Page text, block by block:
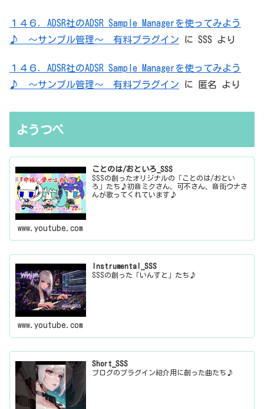
１４６．ADSR社のADSR Sample Managerを使ってみよう
♪ ～サンプル管理～ 有料プラグイン に SSS より
１４６．ADSR社のADSR Sample Managerを使ってみよう
♪ ～サンプル管理～ 有料プラグイン に 匿名 より
ようつべ
ことのは/おといろ_SSS
SSSの創ったオリジナルの「ことのは/おとい
ろ」たち♪初音ミクさん、可不さん、音街ウナさ
んが歌ってくれています♪
www.youtube.com
Instrumental_SSS
SSSの創った「いんすと」たち♪
www.youtube.com
Short_SSS
ブログのプラグイン紹介用に創った曲たち♪